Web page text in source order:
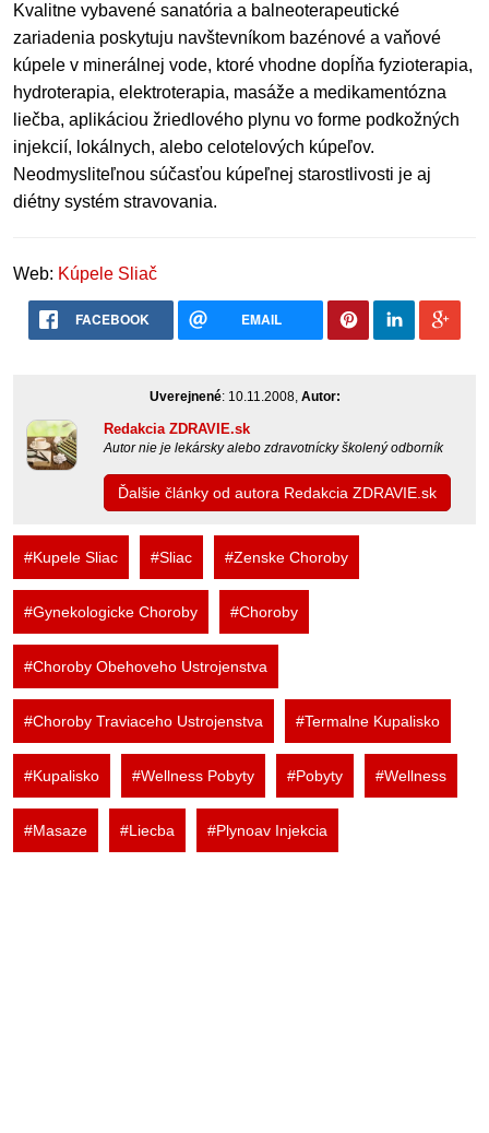
Kvalitne vybavené sanatória a balneoterapeutické
zariadenia poskytuju navštevníkom bazénové a vaňové
kúpele v minerálnej vode, ktoré vhodne dopĺňa fyzioterapia,
hydroterapia, elektroterapia, masáže a medikamentózna
liečba, aplikáciou žriedlového plynu vo forme podkožných
injekcií, lokálnych, alebo celotelových kúpeľov.
Neodmysliteľnou súčasťou kúpeľnej starostlivosti je aj
diétny systém stravovania.
Web: Kúpele Sliač
FACEBOOK EMAIL
Uverejnené: 10.11.2008, Autor:
Redakcia ZDRAVIE.sk
Autor nie je lekársky alebo zdravotnícky školený odborník
Ďalšie články od autora Redakcia ZDRAVIE.sk
#Kupele Sliac #Sliac #Zenske Choroby
#Gynekologicke Choroby #Choroby
#Choroby Obehoveho Ustrojenstva
#Choroby Traviaceho Ustrojenstva #Termalne Kupalisko
#Kupalisko #Wellness Pobyty #Pobyty #Wellness
#Masaze #Liecba #Plynoav Injekcia